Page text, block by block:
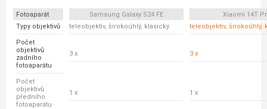
Fotoaparát Samsung Galaxy S24 FE
Xiaomi 14T
Typy objektivů
teleobjektiv, širokoúhlý, klasický teleobjektiv, širokoúhlý,
Počet
objektivů
zadního
fotoaparátu
3 x 3 x
Počet
objektivů
předního
fotoaparátu
1 x 1 x